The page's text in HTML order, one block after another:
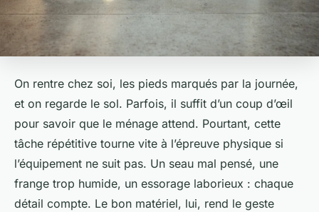
On rentre chez soi, les pieds marqués par la journée,
et on regarde le sol. Parfois, il suffit d’un coup d’œil
pour savoir que le ménage attend. Pourtant, cette
tâche répétitive tourne vite à l’épreuve physique si
l’équipement ne suit pas. Un seau mal pensé, une
frange trop humide, un essorage laborieux : chaque
détail compte. Le bon matériel, lui, rend le geste